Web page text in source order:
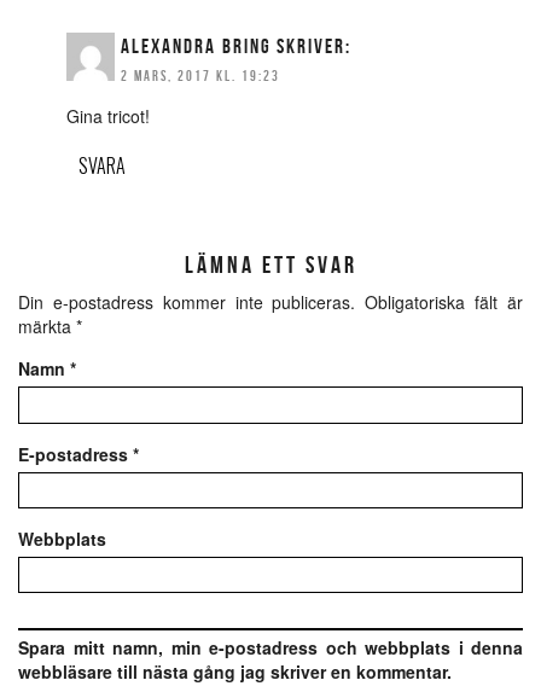
ALEXANDRA BRING SKRIVER:
2 MARS, 2017 KL. 19:23
Gina tricot!
SVARA
LÄMNA ETT SVAR
Din e-postadress kommer inte publiceras. Obligatoriska fält är
märkta *
Namn *
E-postadress *
Webbplats
Spara mitt namn, min e-postadress och webbplats i denna
webbläsare till nästa gång jag skriver en kommentar.